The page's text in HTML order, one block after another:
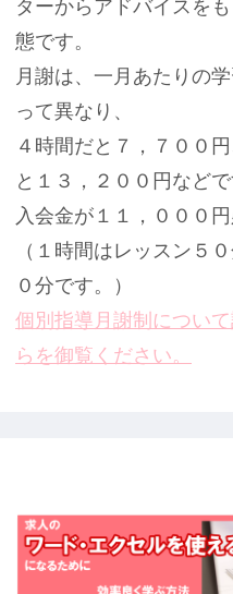
ターからアドバイスを
態です。
月謝は、一月あたりの
って異なり、
４時間だと７，７００
と１３，２００円などで
入会金が１１，０００円
（１時間はレッスン５
０分です。）
個別指導月謝制につい
らを御覧ください。